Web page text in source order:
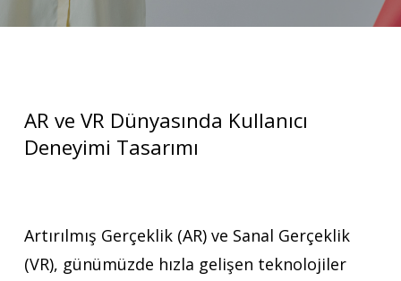
AR ve VR Dünyasında Kullanıcı
Deneyimi Tasarımı
Artırılmış Gerçeklik (AR) ve Sanal Gerçeklik
(VR), günümüzde hızla gelişen teknolojiler